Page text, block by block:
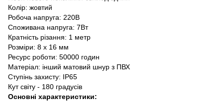
Колір: жовтий
Робоча напруга: 220В
Споживана напруга: 7Вт
Кратність різання: 1 метр
Розміри: 8 х 16 мм
Ресурс роботи: 50000 годин
Матеріал: інший матовий шнур з ПВХ
Ступінь захисту: IP65
Кут світу - 180 градусів
Основні характеристики: